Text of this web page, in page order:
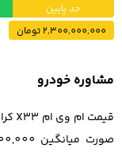
2,300,000,000 تومان
حد پایین
مشاوره خودرو